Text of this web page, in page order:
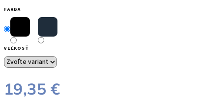
FARBA
VEĽKOSŤ
19,35 €